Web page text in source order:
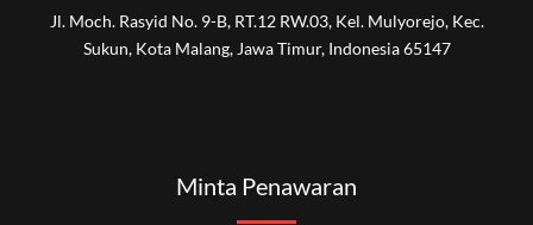
Jl. Moch. Rasyid No. 9-B, RT.12 RW.03, Kel. Mulyorejo, Kec.
Sukun, Kota Malang, Jawa Timur, Indonesia 65147
Minta Penawaran